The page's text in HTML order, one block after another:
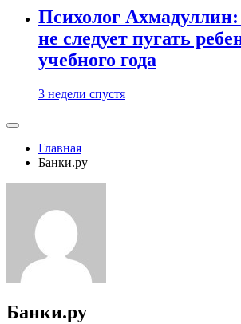
Психолог
не следует пугать
учебного года
3 недели спустя
Главная
Банки.ру
Банки.ру